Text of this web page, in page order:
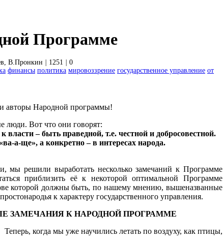
Программе
В.Пронкин 1251
0
финансы политика мировоззрение государственное управление от
авторы Народной программы!
люди. Вот что они говорят:
власти – быть праведной, т.е. честной и добросовестной.
а-ще», а конкретно – в интересах народа.
мы решили выработать несколько замечаний к Программе
приблизить её к некоторой оптимальной Программе
которой должны быть, по нашему мнению, вышеназванные
к характеру государственного управления.
ЗАМЕЧАНИЯ К НАРОДНОЙ ПРОГРАММЕ
Теперь, когда мы уже научились летать по воздуху, как птицы,